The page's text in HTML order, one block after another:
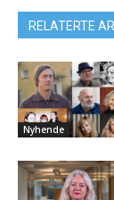
RELATERTE
Nyhende